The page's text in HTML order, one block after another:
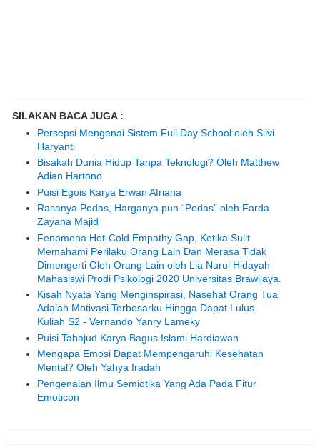
SILAKAN BACA JUGA :
Persepsi Mengenai Sistem Full Day School oleh Silvi
Haryanti
Bisakah Dunia Hidup Tanpa Teknologi? Oleh Matthew
Adian Hartono
Puisi Egois Karya Erwan Afriana
Rasanya Pedas, Harganya pun “Pedas” oleh Farda
Zayana Majid
Fenomena Hot-Cold Empathy Gap, Ketika Sulit
Memahami Perilaku Orang Lain Dan Merasa Tidak
Dimengerti Oleh Orang Lain oleh Lia Nurul Hidayah
Mahasiswi Prodi Psikologi 2020 Universitas Brawijaya.
Kisah Nyata Yang Menginspirasi, Nasehat Orang Tua
Adalah Motivasi Terbesarku Hingga Dapat Lulus
Kuliah S2 - Vernando Yanry Lameky
Puisi Tahajud Karya Bagus Islami Hardiawan
Mengapa Emosi Dapat Mempengaruhi Kesehatan
Mental? Oleh Yahya Iradah
Pengenalan Ilmu Semiotika Yang Ada Pada Fitur
Emoticon